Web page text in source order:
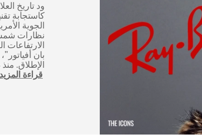
كاستجابة
نظارات
الارتفاعات
بان
الإطلاق.
قراءة المزيد